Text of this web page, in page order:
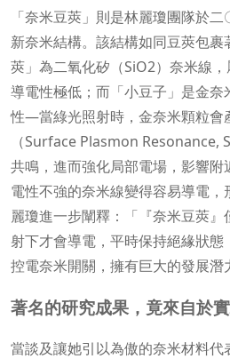
「奈米豆莢」則是林麗瓊團隊於
新奈米結構。該結構如同豆莢包
莢」為二氧化矽（SiO2）奈米線，
導電性極低；而「小豆子」是金
性—當綠光照射時，金奈米顆粒會
（Surface Plasmon Resonance,
共鳴，進而強化局部電場，影響
電性不強的奈米線變得容易導電
麗瓊進一步闡釋：「『奈米豆莢
射下才會導電，平時保持絕緣狀
控電奈米開關，擁有巨大的發展潛
著名的研究成果，竟來自於
當談及讓她引以為傲的奈米材料代